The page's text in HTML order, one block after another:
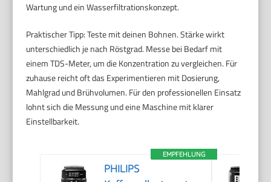
Wartung und ein Wasserfiltrationskonzept.
Praktischer Tipp: Teste mit deinen Bohnen. Stärke wirkt
unterschiedlich je nach Röstgrad. Messe bei Bedarf mit
einem TDS-Meter, um die Konzentration zu vergleichen. Für
zuhause reicht oft das Experimentieren mit Dosierung,
Mahlgrad und Brühvolumen. Für den professionellen Einsatz
lohnt sich die Messung und eine Maschine mit klarer
Einstellbarkeit.
EMPFEHLUNG
PHILIPS